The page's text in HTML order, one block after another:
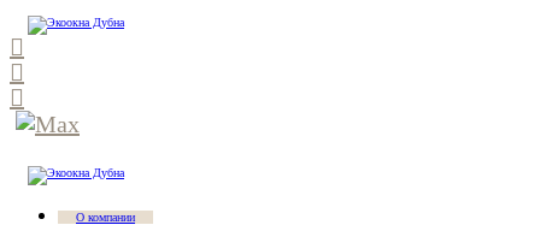
О компании